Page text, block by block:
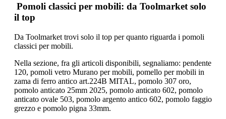
Pomoli classici per mobili: da Toolmarket solo
il top
Da Toolmarket trovi solo il top per quanto riguarda i pomoli
classici per mobili.
Nella sezione, fra gli articoli disponibili, segnaliamo: pendente
120, pomoli vetro Murano per mobili, pomello per mobili in
zama di ferro antico art.224B MITAL, pomolo 307 oro,
pomolo anticato 25mm 2025, pomolo anticato 602, pomolo
anticato ovale 503, pomolo argento antico 602, pomolo faggio
grezzo e pomolo pigna 33mm.